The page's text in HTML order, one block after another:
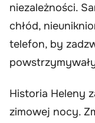
niezależności.
chłód,
telefon, by
Historia Heleny
zimowej nocy.